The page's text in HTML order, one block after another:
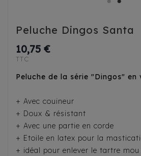
Peluche Dingos Santa
10,75 €
TTC
Peluche de la série "Dingos" en
+ Avec couineur
+ Doux & résistant
+ Avec une partie en corde
+ Etoile en latex pour la
+ idéal pour enlever le tartre